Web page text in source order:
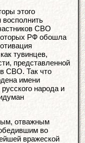
этого
восполнить
СВО
РФ обошла
тувинцев,
представленной
СВО. Так что
имени
народа и
отважным
во
вражеской